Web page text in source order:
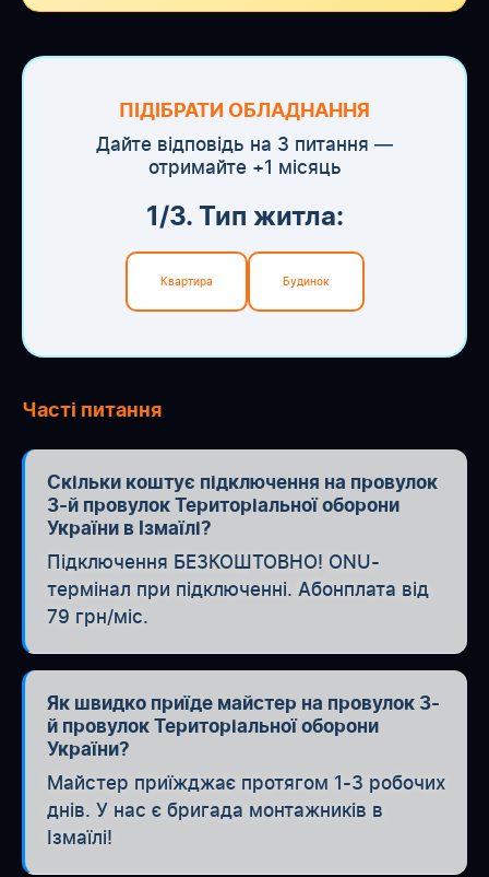
ПІДІБРАТИ ОБЛАДНАННЯ
Дайте відповідь на 3 питання —
отримайте +1 місяць
1/3. Тип житла:
Квартира Будинок
Часті питання
Скільки коштує підключення на провулок
3-й провулок Територіальної оборони
України в Ізмаїлі?
Підключення БЕЗКОШТОВНО! ONU-
термінал при підключенні. Абонплата від
79 грн/міс.
Як швидко приїде майстер на провулок 3-
й провулок Територіальної оборони
України?
Майстер приїжджає протягом 1-3 робочих
днів. У нас є бригада монтажників в
Ізмаїлі!